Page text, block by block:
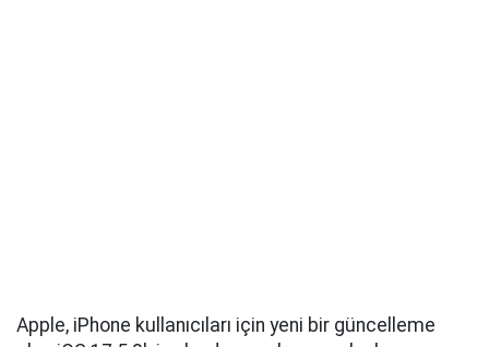
Apple, iPhone kullanıcıları için yeni bir güncelleme